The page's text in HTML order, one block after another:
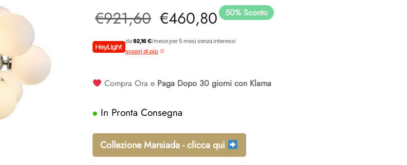
50% Sconto
€921,60 Il prezzo
originale
€460,80Il prezzo
attuale è:
da92,16 €/mese per 5 mesi senza interessi
scopri di più
Compra Ora e Paga Dopo 30 giorni con Klarna
In Pronta Consegna
Collezione Marsiada - clicca qui